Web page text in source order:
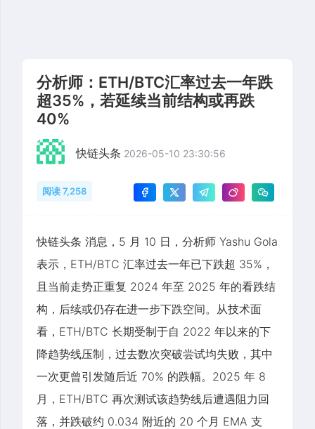
分析师：ETH/BTC汇率过去一年跌
超35%，若延续当前结构或再跌
40%
快链头条 2026-05-10 23:30:56
阅读 7,258
快链头条 消息，5 月 10 日，分析师 Yashu Gola
表示，ETH/BTC 汇率过去一年已下跌超 35%，
且当前走势正重复 2024 年至 2025 年的看跌结
构，后续或仍存在进一步下跌空间。从技术面
看，ETH/BTC 长期受制于自 2022 年以来的下
降趋势线压制，过去数次突破尝试均失败，其中
一次更曾引发随后近 70% 的跌幅。2025 年 8
月，ETH/BTC 再次测试该趋势线后遭遇阻力回
落，并跌破约 0.034 附近的 20 个月 EMA 支